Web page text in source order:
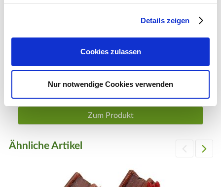
Details zeigen
Cookies zulassen
Nur notwendige Cookies verwenden
1 Komplett-Set
Zum Produkt
Ähnliche Artikel